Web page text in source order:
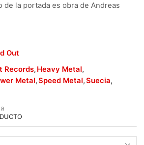
de la portada es obra de Andreas
Out
Records, Heavy Metal,
Metal,Speed Metal,Suecia,